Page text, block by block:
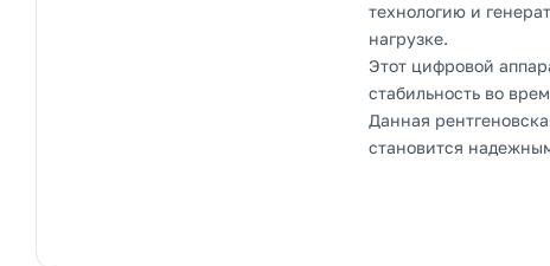
технологию и
нагрузке.
Этот цифровой
стабильность во
Данная
становится